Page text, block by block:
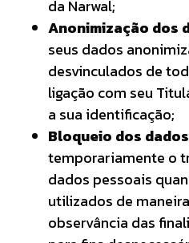
da Narwal;
Anonimização dos
seus dados
desvinculados de
ligação com seu
a sua identificação;
Bloqueio dos dados
temporariamente o
dados pessoais
utilizados de
observância das